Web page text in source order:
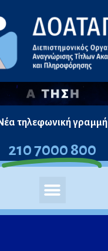
τηλεφωνική γραμμή
210 7000 800